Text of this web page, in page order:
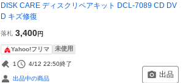
DISK CARE ディスクリペアキット DCL-7089 CD DV
D キズ修復
落札 3,400円
Yahoo!フリマ 未使用
1 4/12 22:50終了
出品中の商品 出品